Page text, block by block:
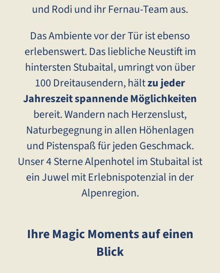
und Rodi und ihr Fernau-Team aus.
Das Ambiente vor der Tür ist ebenso
erlebenswert. Das liebliche Neustift im
hintersten Stubaital, umringt von über
100 Dreitausendern, hältzu jeder
Jahreszeit spannende Möglichkeiten
bereit. Wandern nach Herzenslust,
Naturbegegnung in allen Höhenlagen
und Pistenspaß für jeden Geschmack.
Unser 4 Sterne Alpenhotel im Stubaital ist
ein Juwel mit Erlebnispotenzial in der
Alpenregion.
Ihre Magic Moments auf einen
Blick